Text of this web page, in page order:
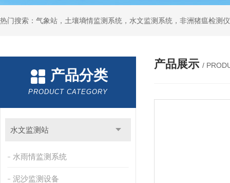
热门搜索：气象站，土壤墒情监测系统，水文监测系统，非洲猪瘟检测
产品分类
PRODUCT CATEGORY
水文监测站
水雨情监测系统
泥沙监测设备
产品展示 /